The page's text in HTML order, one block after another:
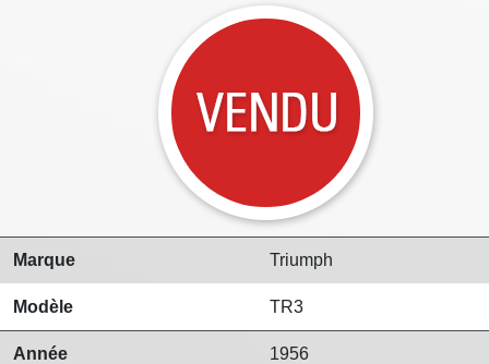
Marque Triumph
Modèle TR3
Année 1956